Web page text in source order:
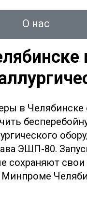
Новости
О нас
в Челябинске
ЭШП-80.
сохраняют